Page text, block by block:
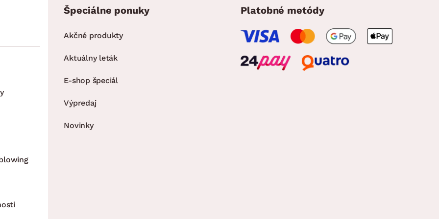
Špeciálne ponuky
Akčné produkty
Aktuálny leták
E-shop špeciál
Výpredaj
Novinky
Platobné metódy